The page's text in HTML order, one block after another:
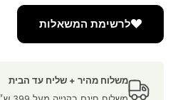
לרשימת המשאלות
משלוח מהיר + שליח עד הבית